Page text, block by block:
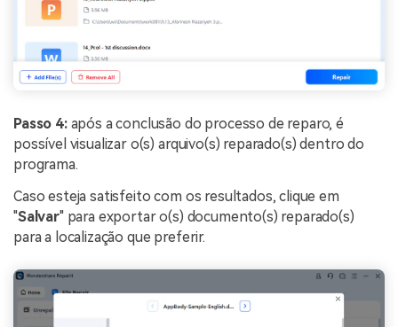
Passo 4:após a conclusão do processo de reparo, é
possível visualizar o(s) arquivo(s) reparado(s) dentro do
programa.
Caso esteja satisfeito com os resultados, clique em
"Salvar" para exportar o(s) documento(s) reparado(s)
para a localização que preferir.